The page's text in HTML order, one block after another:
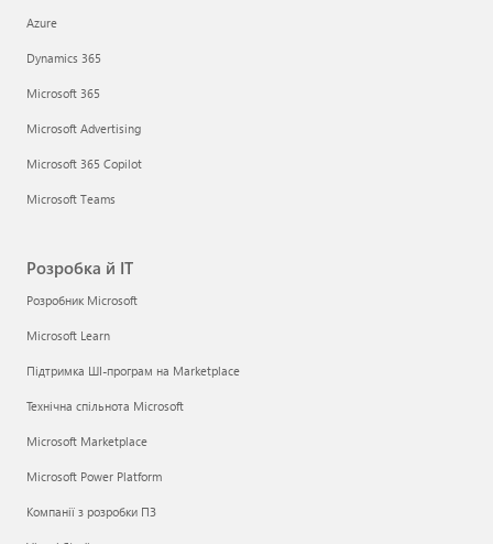
Azure
Dynamics 365
Microsoft 365
Microsoft Advertising
Microsoft 365 Copilot
Microsoft Teams
Розробка й ІТ
Розробник Microsoft
Microsoft Learn
Підтримка ШІ-програм на Marketplace
Технічна спільнота Microsoft
Microsoft Marketplace
Microsoft Power Platform
Компанії з розробки ПЗ